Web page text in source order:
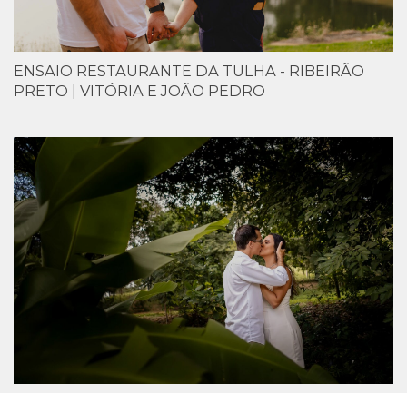
ENSAIO RESTAURANTE DA TULHA - RIBEIRÃO
PRETO | VITÓRIA E JOÃO PEDRO